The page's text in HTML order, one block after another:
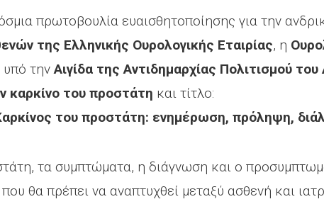
πρωτοβουλία ευαισθητοποίησης για την
της Ελληνικής Ουρολογικής Εταιρίας, η
υπό τηνΑιγίδα της Αντιδημαρχίας Πολιτισμού
καρκίνο του προστάτη και τίτλο:
του προστάτη: ενημέρωση, πρόληψη,
τα συμπτώματα, η διάγνωση και ο
θα πρέπει να αναπτυχθεί μεταξύ ασθενή και